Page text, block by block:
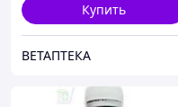
Купить
ВЕТАПТЕКА